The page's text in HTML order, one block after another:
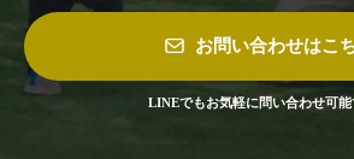
お問い合わせはこ
LINEでもお気軽に問い合わせ可能